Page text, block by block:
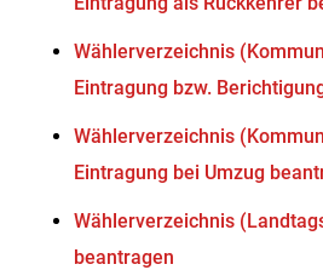
Wählerverzeichnis
Eintragung bzw.
Wählerverzeichnis
Eintragung bei Umzug
Wählerverzeichnis
beantragen